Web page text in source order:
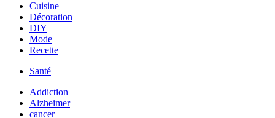
Cuisine
Décoration
DIY
Mode
Recette
Santé
Addiction
Alzheimer
cancer